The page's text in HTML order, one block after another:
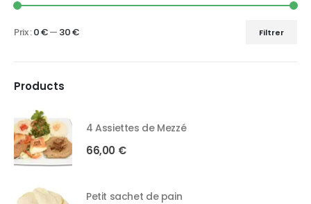
Filtrer
Prix :0 €— 30 €
Products
4 Assiettes de Mezzé
66,00 €
Petit sachet de pain